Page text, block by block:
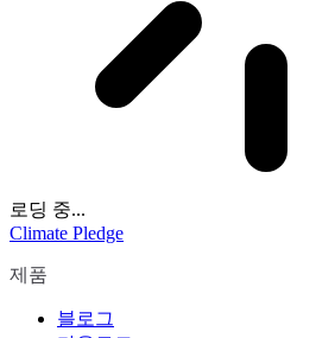
로딩 중...
Climate Pledge
제품
블로그